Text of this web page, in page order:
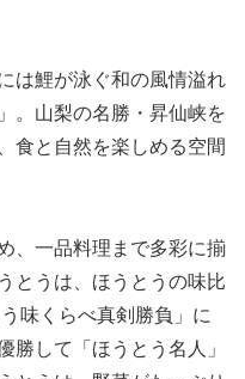
は鯉が泳ぐ和の風情溢れ
。山梨の名勝・昇仙峡を
食と自然を楽しめる空間
、一品料理まで多彩に揃
とうは、ほうとうの味比
味くらべ真剣勝負」に
勝して「ほうとう名人」